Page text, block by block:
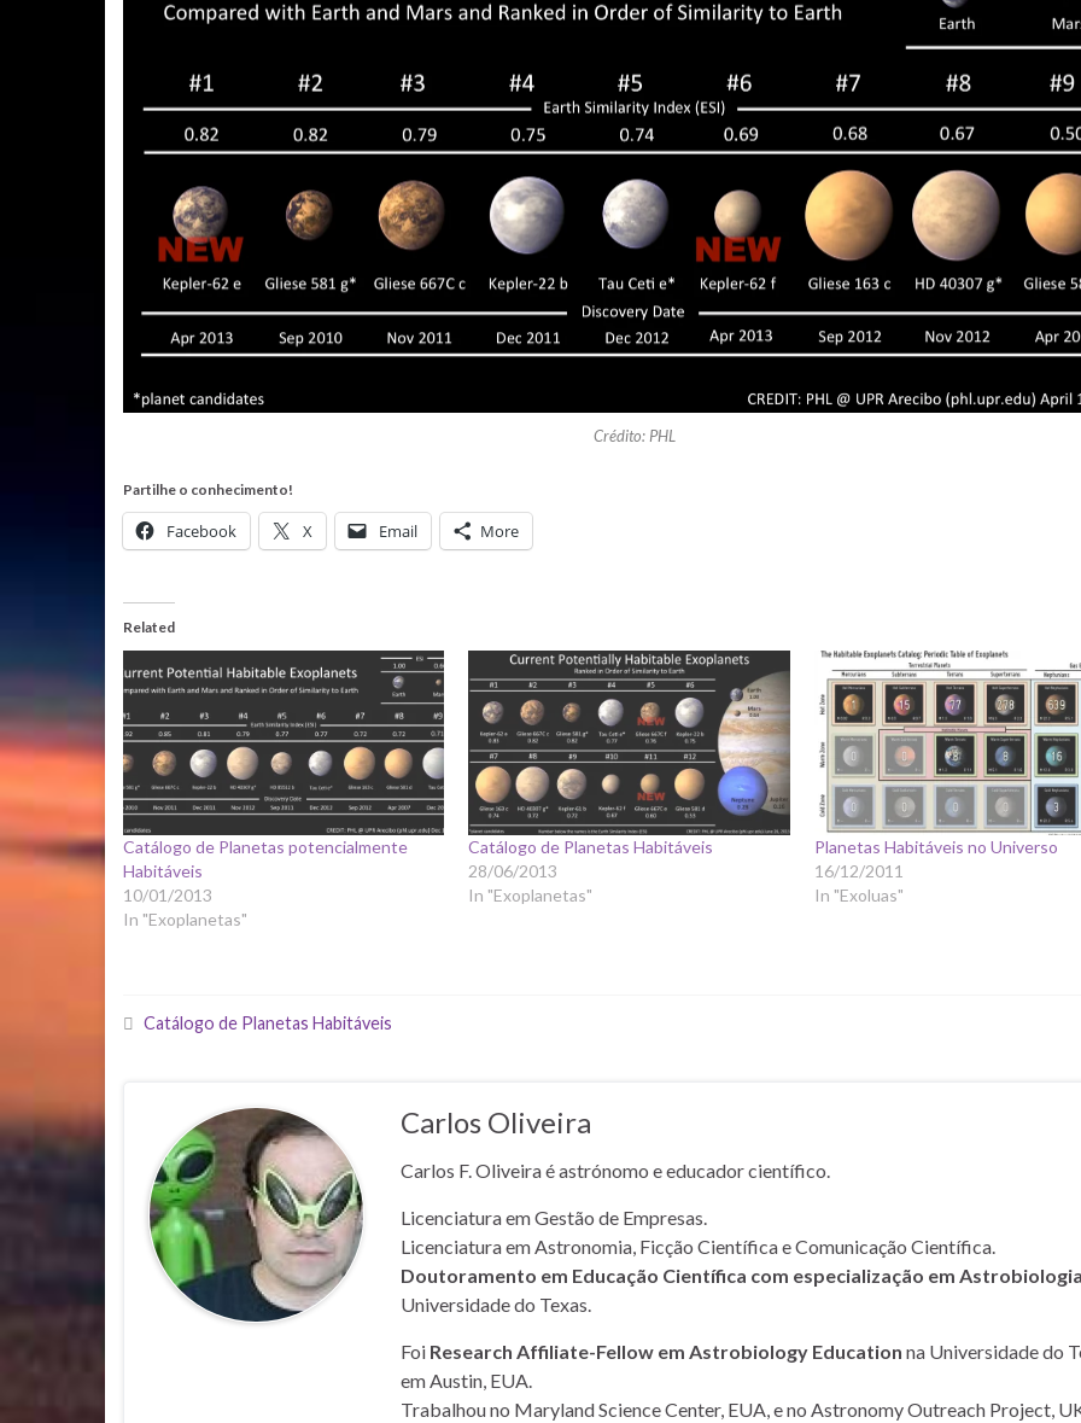
Crédito: PHL
Partilhe o conhecimento!
Facebook X Email More
Related
Catálogo de Planetas potencialmente
Habitáveis
10/01/2013
In "Exoplanetas"
Catálogo de Planetas Habitáveis
28/06/2013
In "Exoplanetas"
Planetas Habitáveis no Universo
16/12/2011
In "Exoluas"
Catálogo de Planetas Habitáveis
Carlos Oliveira
Carlos F. Oliveira é astrónomo e educador científico.
Licenciatura em Gestão de Empresas.
Licenciatura em Astronomia, Ficção Científica e Comunicação Científica.
Doutoramento em Educação Científica com especialização em
Universidade do Texas.
Foi Research Affiliate-Fellow em Astrobiology Education na Universidade do
em Austin, EUA.
Trabalhou no Maryland Science Center, EUA, e no Astronomy Outreach Project,